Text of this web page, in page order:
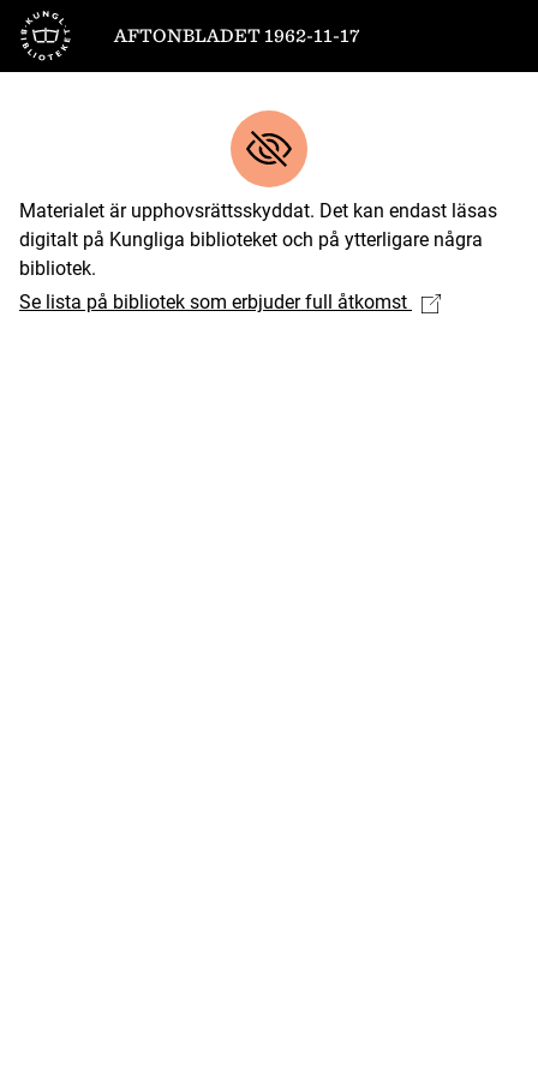
Till startsidan
AFTONBLADET 1962-11-17
Materialet är upphovsrättsskyddat. Det kan endast läsas
digitalt på Kungliga biblioteket och på ytterligare några
bibliotek.
Se lista på bibliotek som erbjuder full åtkomst